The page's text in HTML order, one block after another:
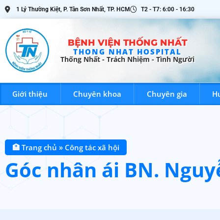
1 Lý Thường Kiệt, P. Tân Sơn Nhất, TP. HCM T2 - T7: 6:00 - 16:30
BỆNH VIỆN THỐNG NHẤT
THONG NHAT HOSPITAL
Thống Nhất - Trách Nhiệm - Tình Người
BỆNH VIỆN THỐNG NHẤT
Thống Nhất - Trách Nhiệm - Tình Người Giới
Giới thiệu Chuyên khoa Chuyên gia
🏥 Trang chủ » Công tác xã hội
Góc nhân ái BN.